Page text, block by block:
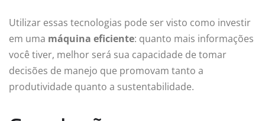
Utilizar essas tecnologias pode ser visto como investir
em uma máquina eficiente: quanto mais informações
você tiver, melhor será sua capacidade de tomar
decisões de manejo que promovam tanto a
produtividade quanto a sustentabilidade.